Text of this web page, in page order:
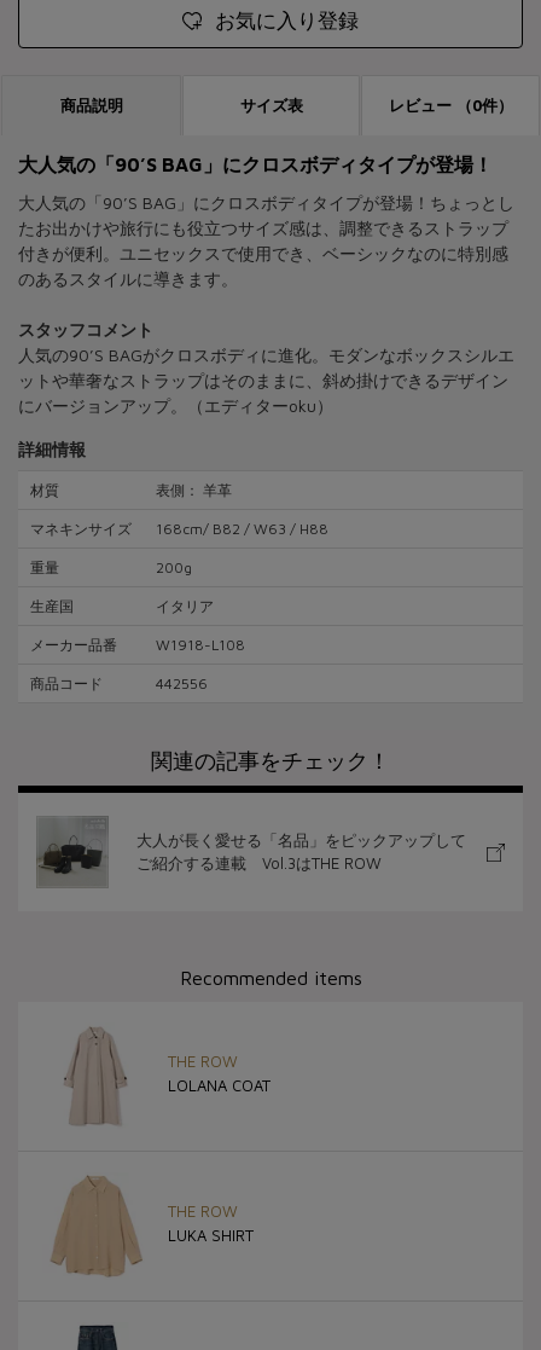
お気に入り登録
商品説明 サイズ表 レビュー （0件）
大人気の「90’S BAG」にクロスボディタイプが登場！
大人気の「90’S BAG」にクロスボディタイプが登場！ちょっとし
たお出かけや旅行にも役立つサイズ感は、調整できるストラップ
付きが便利。ユニセックスで使用でき、ベーシックなのに特別感
のあるスタイルに導きます。
スタッフコメント
人気の90’S BAGがクロスボディに進化。モダンなボックスシルエ
ットや華奢なストラップはそのままに、斜め掛けできるデザイン
にバージョンアップ。（エディターoku）
詳細情報
材質 表側： 羊革
マネキンサイズ 168cm/ B82 / W63 / H88
重量 200g
生産国 イタリア
メーカー品番 W1918-L108
商品コード 442556
大人が長く愛せる「名品」をピックアップして
ご紹介する連載 Vol.3はTHE ROW
Recommended items
THE ROW
LOLANA COAT
THE ROW
LUKA SHIRT